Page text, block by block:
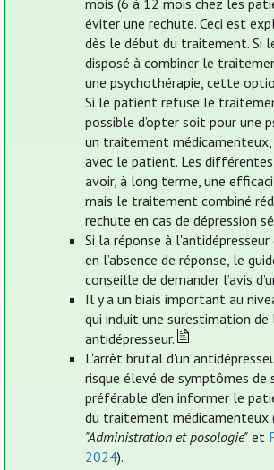
mois (6 à 12 mois chez les
éviter une rechute. Ceci est
dès le début du traitement. Si
disposé à combiner le
une psychothérapie, cette
Si le patient refuse le
possible d’opter soit pour une
un traitement
avec le patient. Les
avoir, à long terme, une
mais le traitement combiné
rechute en cas de dépression
Si la réponse à
en l’absence de réponse, le
conseille de demander l’avis
Il y a un biais important au
qui induit une surestimation de
antidépresseur.
L'arrêt brutal d'un
risque élevé de symptômes de
préférable d'en informer le
du traitement médicamenteux
"Administration et posologie"et
2024).